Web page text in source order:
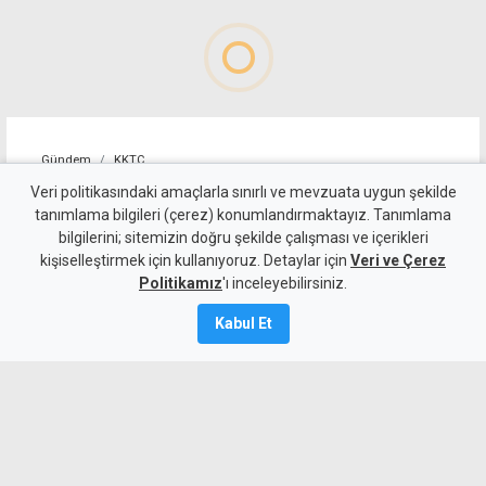
Gündem KKTC
Geçitköy'deki ölümlü kazada
sürücüyü gizlemeye
çalıştılar: 4 kişi tutuklandı
Veri politikasındaki amaçlarla sınırlı ve mevzuata uygun şekilde
tanımlama bilgileri (çerez) konumlandırmaktayız. Tanımlama
bilgilerini; sitemizin doğru şekilde çalışması ve içerikleri
kişiselleştirmek için kullanıyoruz. Detaylar için Veri ve Çerez
Politikamız'ı inceleyebilirsiniz.
Kabul Et